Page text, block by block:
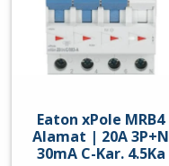
Eaton xPole MRB4
Alamat | 20A 3P+N
30mA C-Kar. 4.5Ka